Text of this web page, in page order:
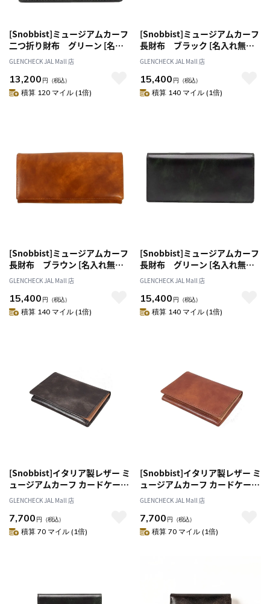
[Snobbist]ミュージアムカーフ
二つ折り財布 グリーン [名入
れ無料]
GLENCHECK JAL Mall 店
13,200 円 （税込）
積算 120 マイル (1倍)
[Snobbist]ミュージアムカーフ
長財布 ブラック [名入れ無料]
[オススメ対象]
GLENCHECK JAL Mall 店
15,400 円 （税込）
積算 140 マイル (1倍)
[Snobbist]ミュージアムカーフ
長財布 ブラウン [名入れ無料]
[オススメ対象]
GLENCHECK JAL Mall 店
15,400 円 （税込）
積算 140 マイル (1倍)
[Snobbist]ミュージアムカーフ
長財布 グリーン [名入れ無料]
[オススメ対象]
GLENCHECK JAL Mall 店
15,400 円 （税込）
積算 140 マイル (1倍)
[Snobbist]イタリア製レザー ミ
ュージアムカーフ カードケー
ス/名刺入れ ブラック [名入れ
無料]
GLENCHECK JAL Mall 店
7,700 円 （税込）
積算 70 マイル (1倍)
[Snobbist]イタリア製レザー ミ
ュージアムカーフ カードケー
ス/名刺入れ ブラウン [名入れ
無料]
GLENCHECK JAL Mall 店
7,700 円 （税込）
積算 70 マイル (1倍)